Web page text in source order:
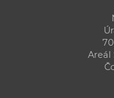
Areál